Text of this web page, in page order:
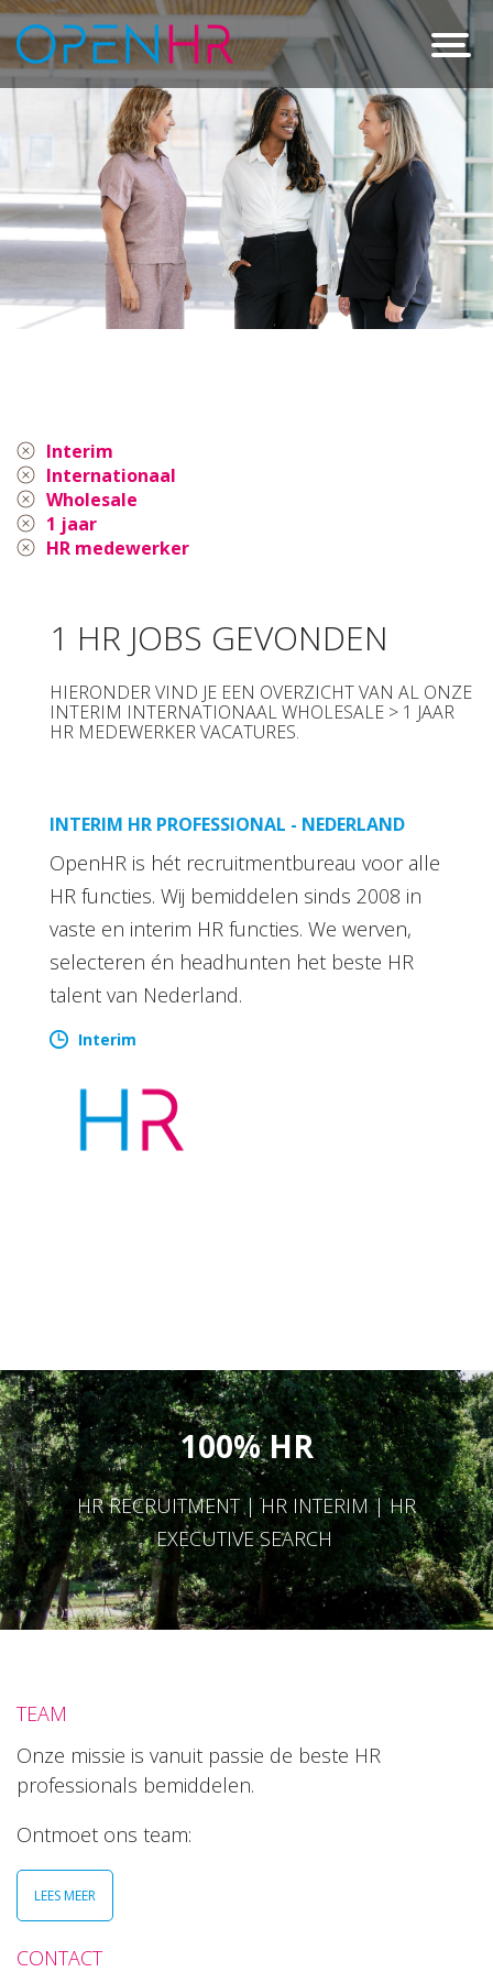
Interim
Internationaal
Wholesale
1 jaar
HR medewerker
1 HR JOBS GEVONDEN
HIERONDER VIND JE EEN OVERZICHT VAN AL ONZE
INTERIM INTERNATIONAAL WHOLESALE > 1 JAAR
HR MEDEWERKER VACATURES.
INTERIM HR PROFESSIONAL - NEDERLAND
OpenHR is hét recruitmentbureau voor alle
HR functies. Wij bemiddelen sinds 2008 in
vaste en interim HR functies. We werven,
selecteren én headhunten het beste HR
talent van Nederland.
Interim
100% HR
HR RECRUITMENT | HR INTERIM | HR
EXECUTIVE SEARCH
TEAM
Onze missie is vanuit passie de beste HR
professionals bemiddelen.
Ontmoet ons team:
LEES MEER
CONTACT